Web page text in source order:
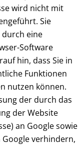
wird nicht mit
Sie
durch eine
Software
hin, dass Sie in
Funktionen
nutzen können.
der durch das
der Website
an Google sowie
verhindern,